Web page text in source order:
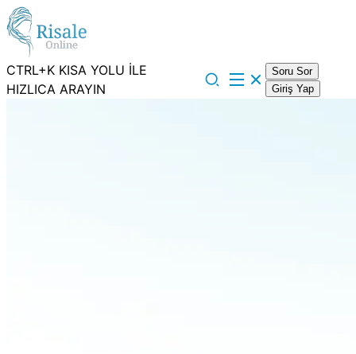
CTRL+K KISA YOLU İLE
HIZLICA ARAYIN
Soru Sor
Giriş Yap